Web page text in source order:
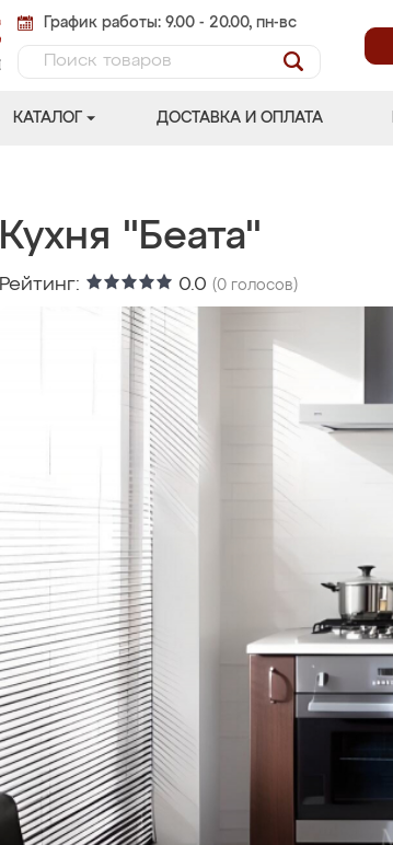
График работы: 9.00 - 20.00, пн-вс
КАТАЛОГ ДОСТАВКА И ОПЛАТА
Кухня "Беата"
Рейтинг: 0.0 (0 голосов)